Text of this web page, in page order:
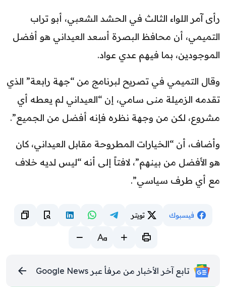
رأى آمر اللواء الثالث في الحشد الشعبي، أبو تراب
التميمي، أن محافظ البصرة أسعد العيداني هو أفضل
الموجودين، بما فيهم عدي عواد.
وقال التميمي في تصريح لبرنامج من “جهة رابعة” الذي
تقدمه الزميلة منى سامي، إن “العيداني لم يعطه أي
مشروع، لكن من وجهة نظره فإنه أفضل من الجميع”.
وأضاف، أن “الخيارات المطروحة مقابل العيداني، كان
هو الأفضل من بينهم”، لافتاً إلى أنه “ليس لديه خلاف
مع أي طرف سياسي”.
فيسبوك تويتر
تابع آخر الأخبار من مرفأ عبر Google News